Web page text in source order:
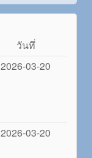
วันทึ่
2026-03-20
2026-03-20